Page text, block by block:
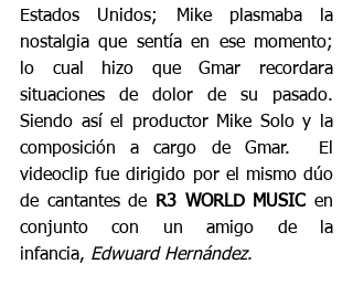
Estados Unidos; Mike plasmaba la
nostalgia que sentía en ese momento;
lo cual hizo que Gmar recordara
situaciones de dolor de su pasado.
Siendo así el productor Mike Solo y la
composición a cargo de Gmar.
El
videoclip fue dirigido por el mismo dúo
de cantantes de
R3 WORLD MUSIC en
conjunto con un amigo de la
infancia, Edwuard Hernández.